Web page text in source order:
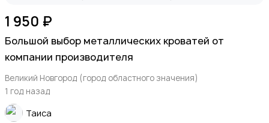
1 950 ₽
Большой выбор металлических кроватей от
компании производителя
Великий Новгород (город областного значения)
1 год назад
Таиса